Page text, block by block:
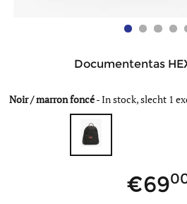
Documententas
Noir / marron foncé-In stock, slecht 1
69